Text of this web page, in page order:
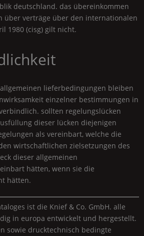
deutschland. das übereinkommen
über verträge über den internationalen
1980 (cisg) gilt nicht.
lieferbedingungen bleiben
einzelner bestimmungen in
sollten regelungslücken
dieser lücken diejenigen
als vereinbart, welche die
wirtschaftlichen zielsetzungen des
dieser allgemeinen
hätten, wenn sie die
hätten.
ist die Knief & Co. GmbH. alle
in europa entwickelt und hergestellt.
sowie drucktechnisch bedingte